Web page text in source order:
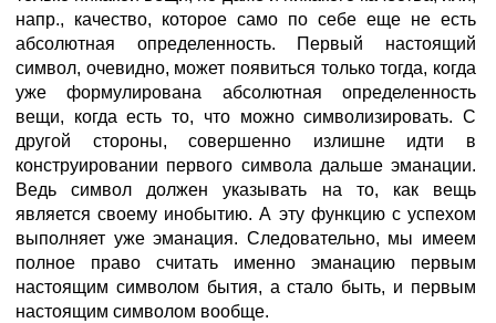
напр., качество, которое само по себе еще не есть
абсолютная определенность. Первый настоящий
символ, очевидно, может появиться только тогда, когда
уже формулирована абсолютная определенность
вещи, когда есть то, что можно символизировать. С
другой стороны, совершенно излишне идти в
конструировании первого символа дальше эманации.
Ведь символ должен указывать на то, как вещь
является своему инобытию. А эту функцию с успехом
выполняет уже эманация. Следовательно, мы имеем
полное право считать именно эманацию первым
настоящим символом бытия, а стало быть, и первым
настоящим символом вообще.